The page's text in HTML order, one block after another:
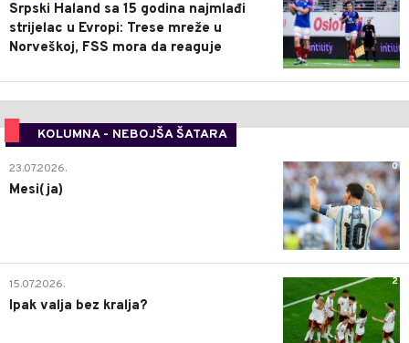
Srpski Haland sa 15 godina najmlađi
strijelac u Evropi: Trese mreže u
Norveškoj, FSS mora da reaguje
KOLUMNA - NEBOJŠA ŠATARA
0
23.07.2026.
Mesi(ja)
2
15.07.2026.
Ipak valja bez kralja?